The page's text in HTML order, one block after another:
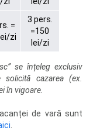
=
zi
3 pers.
=150
lei/zi
se înțeleg exclusiv
cazarea (ex.
în vigoare.
de vară sunt